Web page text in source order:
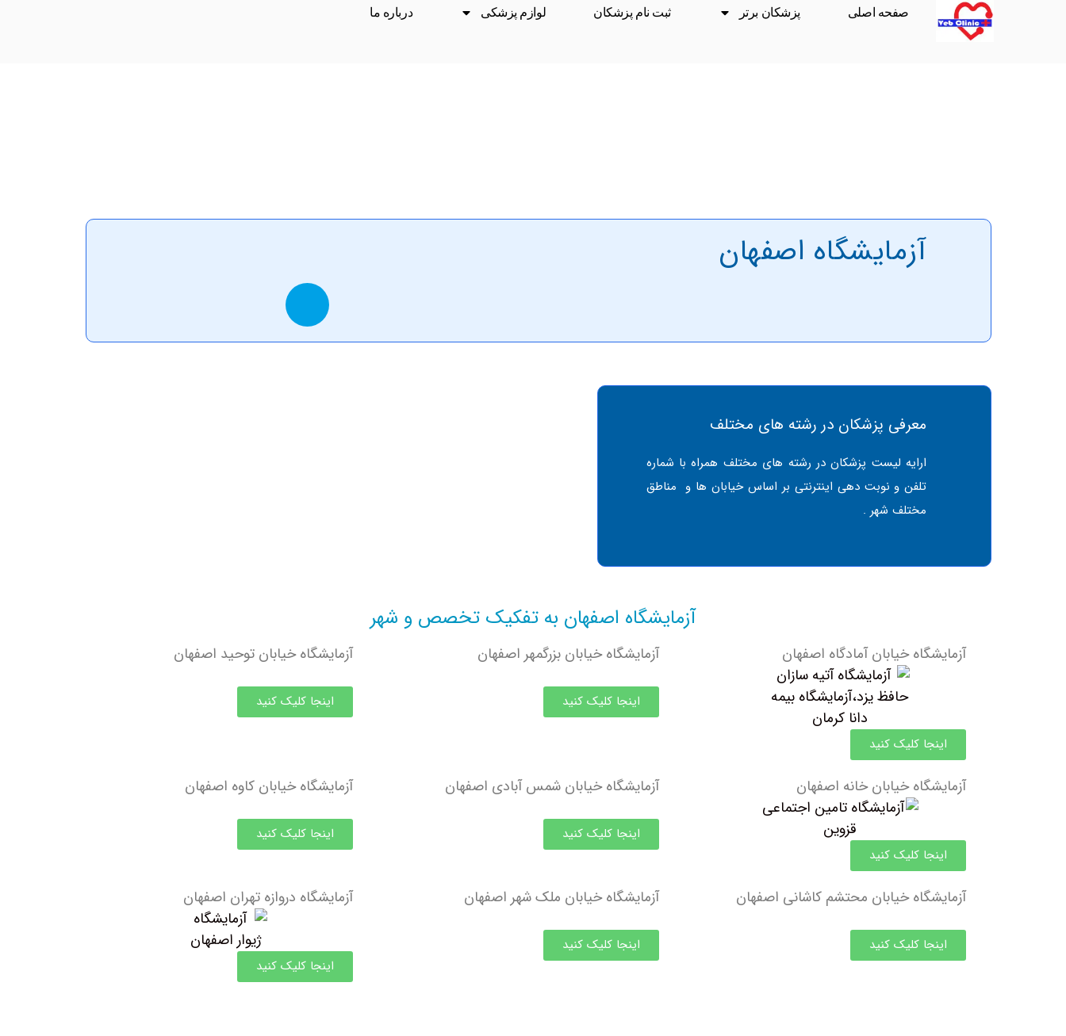
صفحه اصلی پزشکان برتر ثبت نام پزشکان لوازم پزشکی درباره ما
آزمایشگاه اصفهان
معرفی پزشکان در رشته های مختلف
ارایه لیست پزشکان در رشته های مختلف همراه با شماره
تلفن و نوبت دهی اینترنتی بر اساس خیابان ها و مناطق
مختلف شهر .
آزمایشگاه اصفهان به تفکیک تخصص و شهر
آزمایشگاه خیابان آمادگاه اصفهان
اینجا کلیک کنید
آزمایشگاه خیابان بزرگمهر اصفهان
اینجا کلیک کنید
آزمایشگاه خیابان توحید اصفهان
اینجا کلیک کنید
آزمایشگاه خیابان خانه اصفهان
اینجا کلیک کنید
آزمایشگاه خیابان شمس آبادی اصفهان
اینجا کلیک کنید
آزمایشگاه خیابان کاوه اصفهان
اینجا کلیک کنید
آزمایشگاه خیابان محتشم کاشانی اصفهان
اینجا کلیک کنید
آزمایشگاه خیابان ملک شهر اصفهان
اینجا کلیک کنید
آزمایشگاه دروازه تهران اصفهان
اینجا کلیک کنید